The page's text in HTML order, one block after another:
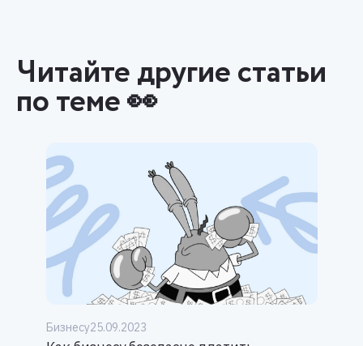
Читайте другие статьи
по теме 👀
Бизнесу25.09.2023